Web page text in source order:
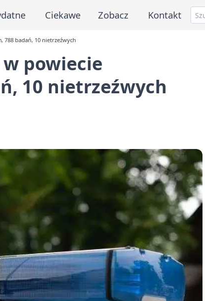
Ciekawe Zobacz Kontakt
badań, 10 nietrzeźwych
powiecie
10 nietrzeźwych